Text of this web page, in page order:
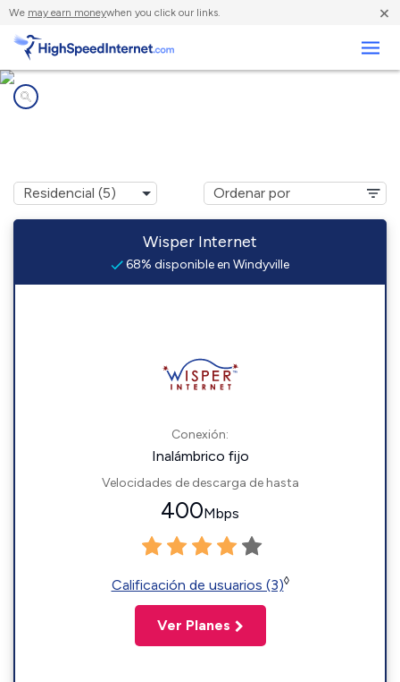
We may earn moneywhen you click our links. ×
Wisper Internet
68% disponible en Windyville
Conexión:
Inalámbrico fijo
Velocidades de descarga de hasta
400Mbps
Calificación de usuarios (3)◊
Ver Planes